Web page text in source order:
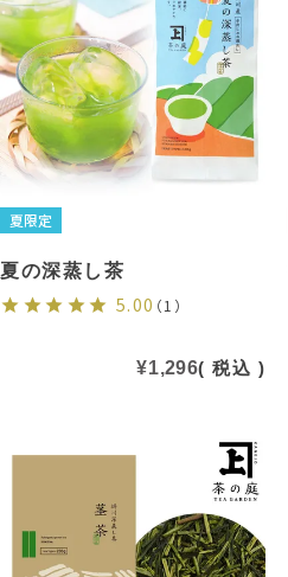
夏限定
夏の深蒸し茶
5.00 （1）
¥1,296 税込